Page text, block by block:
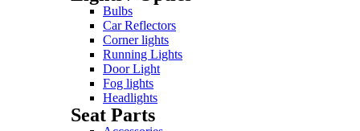
Bulbs
Car Reflectors
Corner lights
Running Lights
Door Light
Fog lights
Headlights
Seat Parts